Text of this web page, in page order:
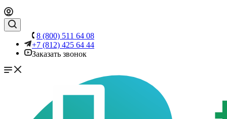
8 (800) 511 64 08
+7 (812) 425 64 44
Заказать звонок